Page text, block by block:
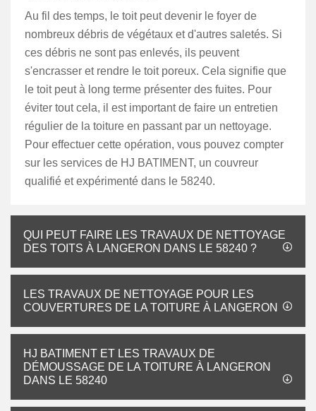
Au fil des temps, le toit peut devenir le foyer de
nombreux débris de végétaux et d'autres saletés. Si
ces débris ne sont pas enlevés, ils peuvent
s'encrasser et rendre le toit poreux. Cela signifie que
le toit peut à long terme présenter des fuites. Pour
éviter tout cela, il est important de faire un entretien
régulier de la toiture en passant par un nettoyage.
Pour effectuer cette opération, vous pouvez compter
sur les services de HJ BATIMENT, un couvreur
qualifié et expérimenté dans le 58240.
QUI PEUT FAIRE LES TRAVAUX DE NETTOYAGE
DES TOITS À LANGERON DANS LE 58240 ?
LES TRAVAUX DE NETTOYAGE POUR LES
COUVERTURES DE LA TOITURE À LANGERON
HJ BATIMENT ET LES TRAVAUX DE
DÉMOUSSAGE DE LA TOITURE À LANGERON
DANS LE 58240